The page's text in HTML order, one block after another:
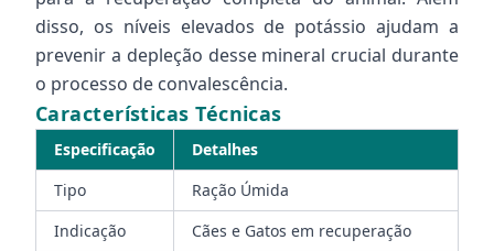
disso, os níveis elevados de potássio ajudam a
prevenir a depleção desse mineral crucial durante
o processo de convalescência.
Características Técnicas
Especificação
Detalhes
Tipo
Ração Úmida
Indicação
Cães e Gatos em recuperação